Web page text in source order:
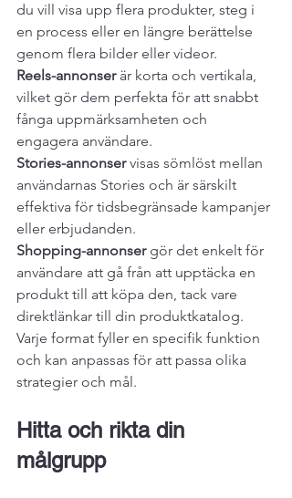
du vill visa upp flera produkter, steg i
en process eller en längre berättelse
genom flera bilder eller videor.
Reels-annonser är korta och vertikala,
vilket gör dem perfekta för att snabbt
fånga uppmärksamheten och
engagera användare.
Stories-annonser visas sömlöst mellan
användarnas Stories och är särskilt
effektiva för tidsbegränsade kampanjer
eller erbjudanden.
Shopping-annonser gör det enkelt för
användare att gå från att upptäcka en
produkt till att köpa den, tack vare
direktlänkar till din produktkatalog.
Varje format fyller en specifik funktion
och kan anpassas för att passa olika
strategier och mål.
Hitta och rikta din
målgrupp